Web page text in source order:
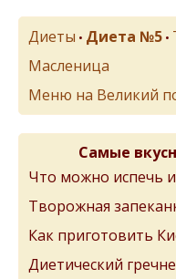
Диеты • Диета №5 •
Масленица
Меню на Великий
Самые
Что можно испечь
Творожная
Как приготовить
Диетический